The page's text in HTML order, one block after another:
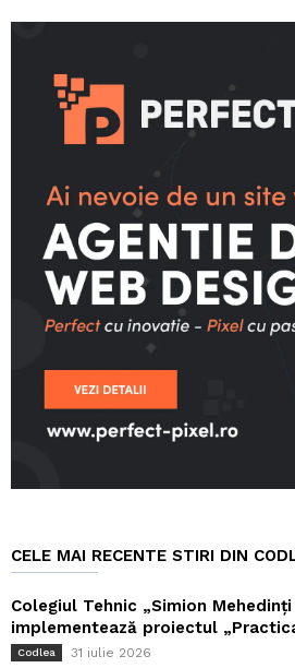
CELE MAI RECENTE STIRI DIN
Colegiul Tehnic „Simion Mehedinți
implementează proiectul
Codlea 31 iulie 2026